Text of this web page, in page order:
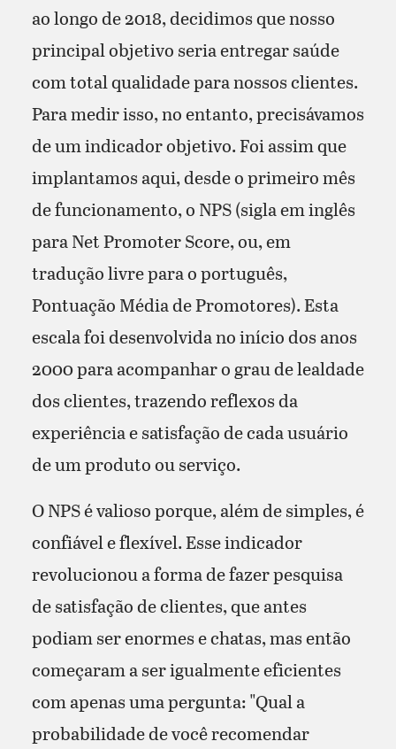
ao longo de 2018, decidimos que nosso
principal objetivo seria entregar saúde
com total qualidade para nossos clientes.
Para medir isso, no entanto, precisávamos
de um indicador objetivo. Foi assim que
implantamos aqui, desde o primeiro mês
de funcionamento, o NPS (sigla em inglês
para Net Promoter Score, ou, em
tradução livre para o português,
Pontuação Média de Promotores). Esta
escala foi desenvolvida no início dos anos
2000 para acompanhar o grau de lealdade
dos clientes, trazendo reflexos da
experiência e satisfação de cada usuário
de um produto ou serviço.
O NPS é valioso porque, além de simples, é
confiável e flexível. Esse indicador
revolucionou a forma de fazer pesquisa
de satisfação de clientes, que antes
podiam ser enormes e chatas, mas então
começaram a ser igualmente eficientes
com apenas uma pergunta: "Qual a
probabilidade de você recomendar